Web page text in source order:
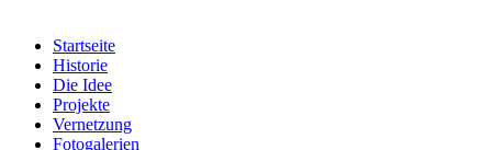
Startseite
Historie
Die Idee
Projekte
Vernetzung
Fotogalerien